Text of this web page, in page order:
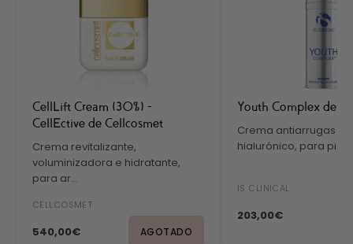
CellLift Cream (30%) -
CellEctive de Cellcosmet
Crema revitalizante,
voluminizadora e hidratante,
para ar...
CELLCOSMET
540,00€ AGOTADO
Youth Complex de
Crema antiarrugas
hialurónico, para
IS CLINICAL
203,00€